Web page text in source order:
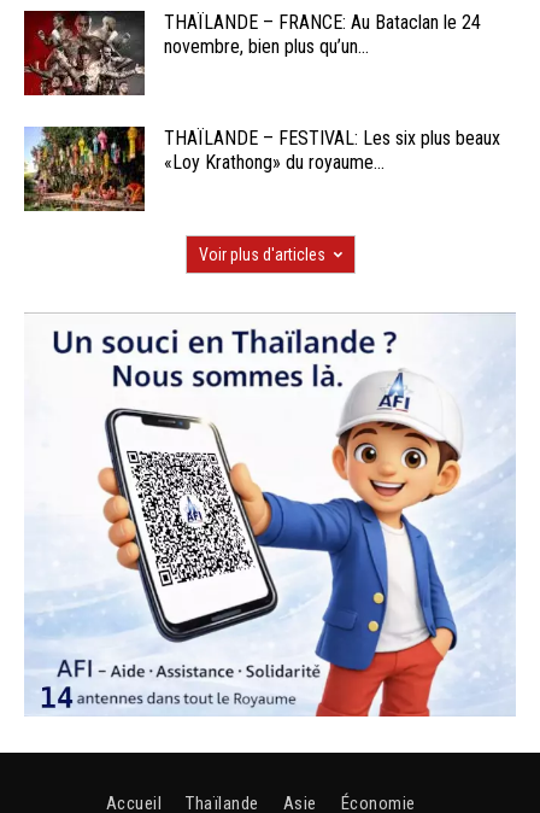
THAÏLANDE – FRANCE: Au Bataclan le 24
novembre, bien plus qu’un...
THAÏLANDE – FESTIVAL: Les six plus beaux
«Loy Krathong» du royaume...
Voir plus d'articles
Accueil Thaïlande Asie Économie